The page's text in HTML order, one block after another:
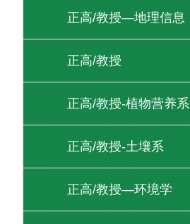
正高/教授—地理信息
正高/教授
正高/教授-植物营养系
正高/教授-土壤系
正高/教授—环境学